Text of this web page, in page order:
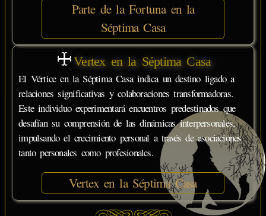
Parte de la Fortuna en la
Séptima Casa
Vertex en la Séptima Casa
El Vértice en la Séptima Casa indica un destino ligado a
relaciones significativas y colaboraciones transformadoras.
Este individuo experimentará encuentros predestinados que
desafían su comprensión de las dinámicas interpersonales,
impulsando el crecimiento personal a través de asociaciones
tanto personales como profesionales.
Vertex en la Séptima Casa